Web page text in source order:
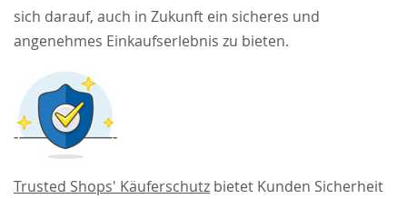
sich darauf, auch in Zukunft ein sicheres und
angenehmes Einkaufserlebnis zu bieten.
Trusted Shops' Käuferschutz bietet Kunden Sicherheit